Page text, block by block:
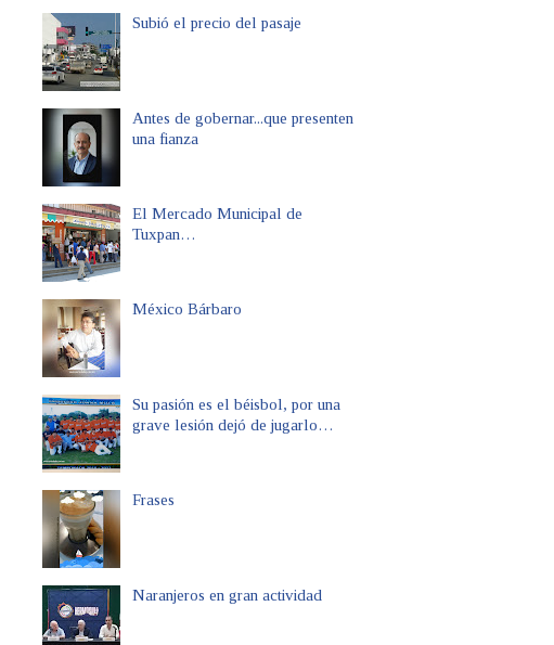
Subió el precio del pasaje
Antes de gobernar...que presenten
una fianza
El Mercado Municipal de
Tuxpan…
México Bárbaro
Su pasión es el béisbol, por una
grave lesión dejó de jugarlo…
Frases
Naranjeros en gran actividad